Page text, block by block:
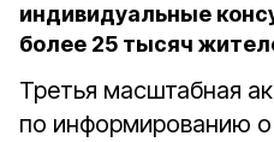
индивидуальные
более 25 тысяч
Третья масштабная
по информированию